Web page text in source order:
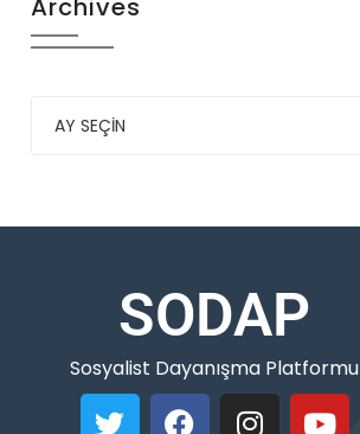
Archives
SODAP
Sosyalist Dayanışma Platformu